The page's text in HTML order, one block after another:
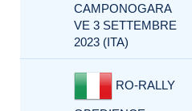
CAMPONOGARA
VE 3 SETTEMBRE
2023 (ITA)
RO-RALLY